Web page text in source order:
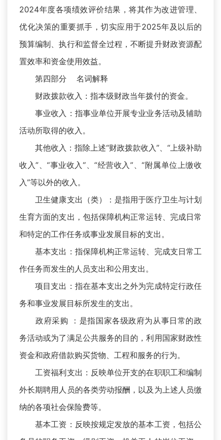
2024年度各项绩效评价结果，将其作为改进管理、
优化决策的重要抓手，切实应用于2025年及以后的
预算编制、执行和监督全过程，不断提升财政资源配
置效率和资金使用效益。
第四部分 名词解释
财政拨款收入：指本级财政当年拨付的资金。
事业收入：指事业单位开展专业业务活动及辅助
活动所取得的收入。
其他收入：指除上述“财政拨款收入”、“上级补助
收入”、“事业收入”、“经营收入”、“附属单位上缴收
入”等以外的收入。
卫生健康支出（类）：是指用于医疗卫生与计划
生育方面的支出，包括保障机构正常运转、完成日常
和特定的工作任务或事业发展目标的支出。
基本支出：指保障机构正常运转、完成支日常工
作任务而发生的人员支出和公用支出。
项目支出：指在基本支出之外为完成特定行政任
务和事业发展目标所发生的支出。
政府采购 ：是指国家各级政府为从事日常的政
务活动或为了满足公共服务的目的，利用国家财政性
资金和政府借款购买货物、工程和服务的行为。
工资福利支出：反映单位开支的在职职工和编制
外长期聘用人员的各类劳动报酬，以及为上述人员缴
纳的各项社会保险费等。
基本工资：反映按规定发放的基本工资，包括公